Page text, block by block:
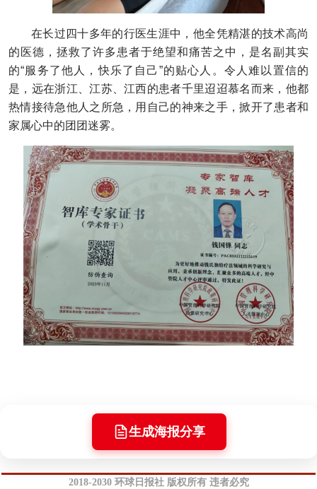
在长过四十多年的行医生涯中，他全凭精湛的技术高尚
的医德，拯救了许多患者于绝望和痛苦之中，是名副其实
的“服务了他人，快乐了自己”的贴心人。令人难以置信的
是，远在浙江、江苏、江西的患者千里迢迢慕名而来，他都
热情接待急他人之所急，用自己的神来之手，掀开了患者和
家属心中的团团迷雾。
生成海报分享
2018-2030 环球日报社 版权所有 违者必究